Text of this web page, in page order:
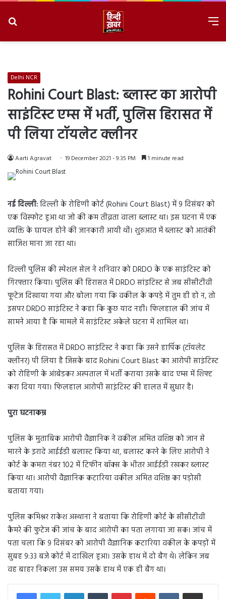
Delhi NCR
Rohini Court Blast: ब्लास्ट का आरोपी
साइंटिस्ट एम्स में भर्ती, पुलिस हिरासत में
पी लिया टॉयलेट क्लीनर
Aarti Agravat 19 December 2021 - 9:35 PM 1 minute read
नई दिल्ली:दिल्ली के रोहिणी कोर्ट (Rohini Court Blast) में 9 दिसंबर को
एक विस्फोट हुआ था जो की कम तीव्रता वाला ब्लास्ट था। इस घटना में एक
व्यक्ति के घायल होने की जानकारी आयी थी। शुरुआत में ब्लास्ट को आतंकी
साजिश माना जा रहा था।
दिल्ली पुलिस की स्पेशल सेल ने शनिवार को DRDO के एक साइंटिस्ट को
गिरफ्तार किया। पुलिस की हिरासत में DRDO सांइटिस्ट से जब सीसीटीवी
फूटेज दिखाया गया और बोला गया कि वकील के कपड़े में तुम ही हो न, तो
इसपर DRDO साइंटिस्ट ने कहा कि कुछ याद नही। फिलहाल की जांच में
सामने आया है कि मामले में साइंटिस्ट अकेले घटना में शामिल था।
पुलिस के हिरासत में DRDO साइंटिस्ट ने कहा कि उसने हार्पिक (टॉयलेट
क्लीनर) पी लिया है जिसके बाद Rohini Court Blast का आरोपी साइंटिस्ट
को रोहिणी के आंबेडकर अस्पताल में भर्ती कराया उसके बाद एम्स में शिफ्ट
करा दिया गया। फिलहाल आरोपी साइंटिस्ट की हालत में सुधार है।
पुरा घटनाकम्र
पुलिस के मुताबिक आरोपी वैज्ञानिक ने वकील अमित वशिष्ठ को जान से
मारने के इरादे आईईडी बलास्ट किया था, बलास्ट करने के लिए आरोपी ने
कोर्ट के कमरा नंबर 102 में टिफीन बॉक्स के भीतर आईईडी रखकर ब्लास्ट
किया था। आरोपी वैज्ञानिक कटारिया वकील अमित वशिष्ठ का पड़ोसी
बताया गया।
पुलिस कमिश्नर राकेश अस्थाना ने बताया कि रोहिणी कोर्ट के सीसीटीवी
कैमरे की फुटेज की जांच के बाद आरोपी का पता लगाया जा सक। जांच में
पता चला कि 9 दिसंबर को आरोपी वैज्ञानिक कटारिया वकील के कपड़ों में
सुबह 9:33 बजे कोर्ट में दाखिल हुआ। उसके हाथ में दो बैग थे। लेकिन जब
वह बाहर निकला उस समय उसके हाथ में एक ही बैग था।
LinkedInTumblr PinterestReddit VKontakteShare via Email